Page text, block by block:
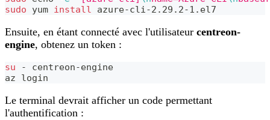
sudo yum install azure-cli-2.29.2-1.el7
Ensuite, en étant connecté avec l'utilisateur centreon-
engine, obtenez un token :
su - centreon-engine
az login
Le terminal devrait afficher un code permettant
l'authentification :